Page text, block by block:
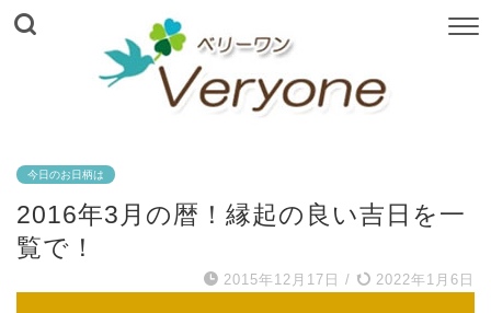
今日のお日柄は
2016年3月の暦！縁起の良い吉日を一
覧で！
2015年12月17日 / 2022年1月6日